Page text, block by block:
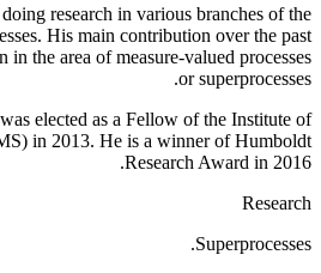
doing research in various branches of the
His main contribution over the past
in the area of measure-valued processes
orsuperprocesses
.
was elected as a Fellow of the Institute of
in 2013. He is a winner of Humboldt
Research Award in 2016.
Research
Superprocesses
.